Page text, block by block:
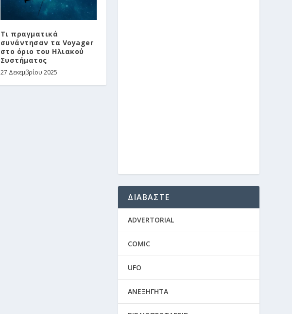
Τι πραγματικά
συνάντησαν τα Voyager
στο όριο του Ηλιακού
Συστήματος
27 Δεκεμβρίου 2025
ΔΙΑΒΑΣΤΕ
ADVERTORIAL
COMIC
UFO
ΑΝΕΞΗΓΗΤΑ